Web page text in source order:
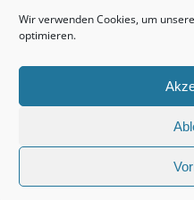
Wir verwenden Cookies, um
optimieren.